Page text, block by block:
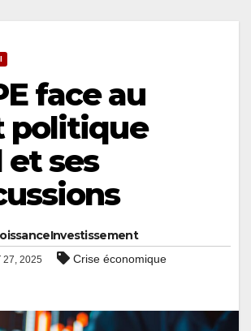
face au
politique
ses
27, 2025 Crise économique